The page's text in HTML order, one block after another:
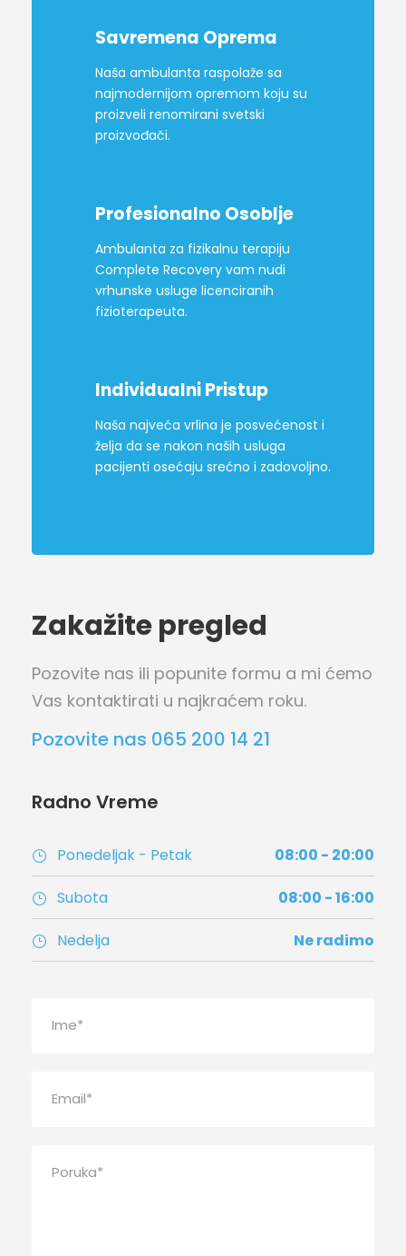
Savremena Oprema
Naša ambulanta raspolaže sa
najmodernijom opremom koju su
proizveli renomirani svetski
proizvođači.
Profesionalno Osoblje
Ambulanta za fizikalnu terapiju
Complete Recovery vam nudi
vrhunske usluge licenciranih
fizioterapeuta.
Individualni Pristup
Naša najveća vrlina je posvećenost i
želja da se nakon naših usluga
pacijenti osećaju srećno i zadovoljno.
Zakažite pregled
Pozovite nas ili popunite formu a mi ćemo
Vas kontaktirati u najkraćem roku.
Pozovite nas 065 200 14 21
Radno Vreme
Ponedeljak - Petak 08:00 - 20:00
Subota 08:00 - 16:00
Nedelja Ne radimo